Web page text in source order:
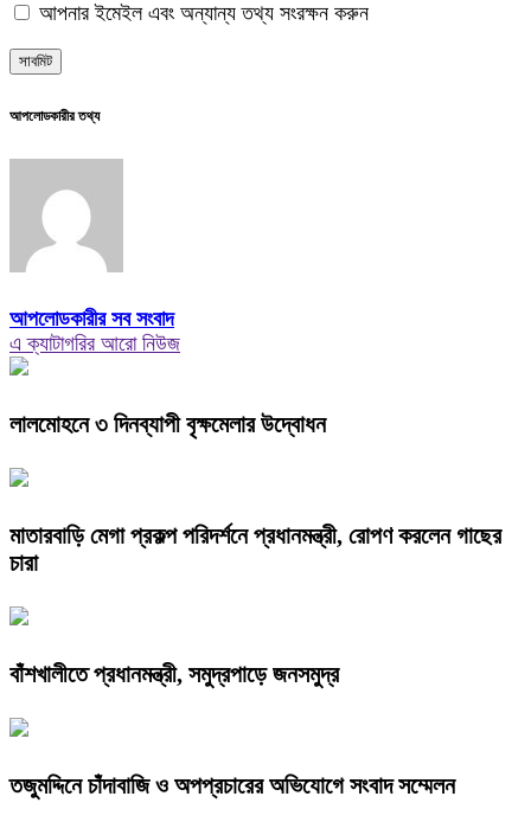
আপনার ইমেইল এবং অন্যান্য তথ্য সংরক্ষন করুন
আপলোডকারীর তথ্য
আপলোডকারীর সব সংবাদ
এ ক্যাটাগরির আরো নিউজ
লালমোহনে ৩ দিনব্যাপী বৃক্ষমেলার উদ্বোধন
মাতারবাড়ি মেগা প্রকল্প পরিদর্শনে প্রধানমন্ত্রী, রোপণ করলেন গাছের
চারা
বাঁশখালীতে প্রধানমন্ত্রী, সমুদ্রপাড়ে জনসমুদ্র
তজুমদ্দিনে চাঁদাবাজি ও অপপ্রচারের অভিযোগে সংবাদ সম্মেলন